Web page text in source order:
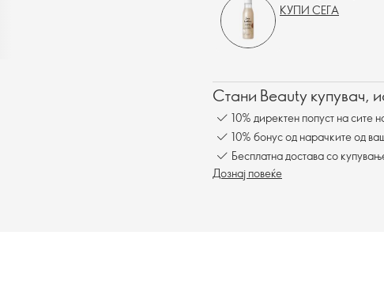
КУПИ СЕГА
Стани Beauty купувач,
10% директен попуст на сите
10% бонус од нарачките од
Бесплатна достава со
Дознај повеќе